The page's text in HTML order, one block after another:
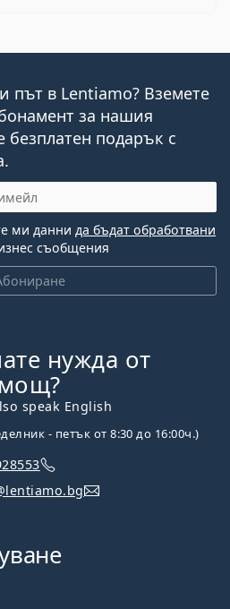
път в Lentiamo? Вземете
за нашия
подарък с
ми данни да бъдат обработвани
съобщения
нужда от
speak English
- петък от 8:30 до 16:00ч.)